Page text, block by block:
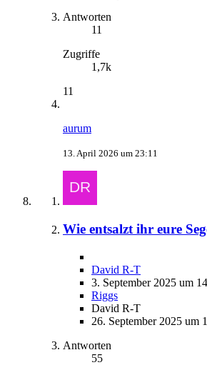
Antworten
11
Zugriffe
1,7k
11
aurum
13. April 2026 um 23:11
Wie entsalzt ihr eure
David R-T
3. September 2025 um
Riggs
David R-T
26. September 2025 um
Antworten
55